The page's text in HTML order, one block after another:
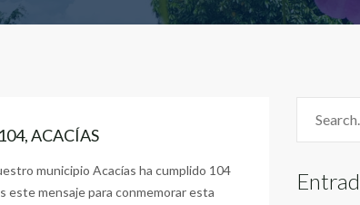
ACACÍAS
municipio Acacías ha cumplido 104
este mensaje para conmemorar esta